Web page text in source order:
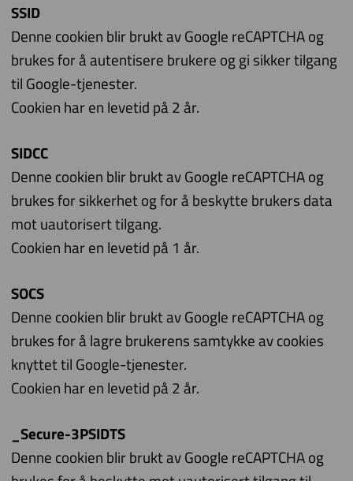
SSID
Denne cookien blir brukt av Google reCAPTCHA og
brukes for å autentisere brukere og gi sikker tilgang
til Google-tjenester.
Cookien har en levetid på 2 år.
SIDCC
Denne cookien blir brukt av Google reCAPTCHA og
brukes for sikkerhet og for å beskytte brukers data
mot uautorisert tilgang.
Cookien har en levetid på 1 år.
SOCS
Denne cookien blir brukt av Google reCAPTCHA og
brukes for å lagre brukerens samtykke av cookies
knyttet til Google-tjenester.
Cookien har en levetid på 2 år.
_Secure-3PSIDTS
Denne cookien blir brukt av Google reCAPTCHA og